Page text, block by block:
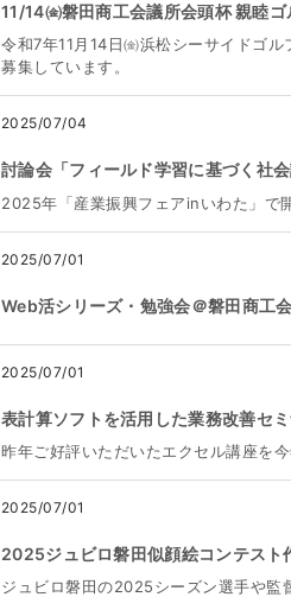
11/14㈮磐田商工会議所会頭杯 親睦ゴ
令和7年11月14日㈮浜松シーサイドゴ
募集しています。
2025/07/04
討論会「フィールド学習に基づく社
2025年「産業振興フェアinいわた」で
2025/07/01
Web活シリーズ・勉強会＠磐田商工
2025/07/01
表計算ソフトを活用した業務改善セ
昨年ご好評いただいたエクセル講座を
2025/07/01
2025ジュビロ磐田似顔絵コンテスト
ジュビロ磐田の2025シーズン選手や監